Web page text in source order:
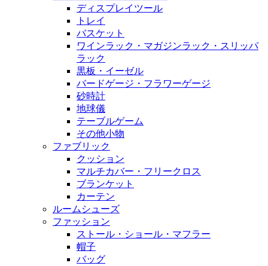
ディスプレイツール
トレイ
バスケット
ワインラック・マガジンラック・スリッパ
ラック
黒板・イーゼル
バードゲージ・フラワーゲージ
砂時計
地球儀
テーブルゲーム
その他小物
ファブリック
クッション
マルチカバー・フリークロス
ブランケット
カーテン
ルームシューズ
ファッション
ストール・ショール・マフラー
帽子
バッグ